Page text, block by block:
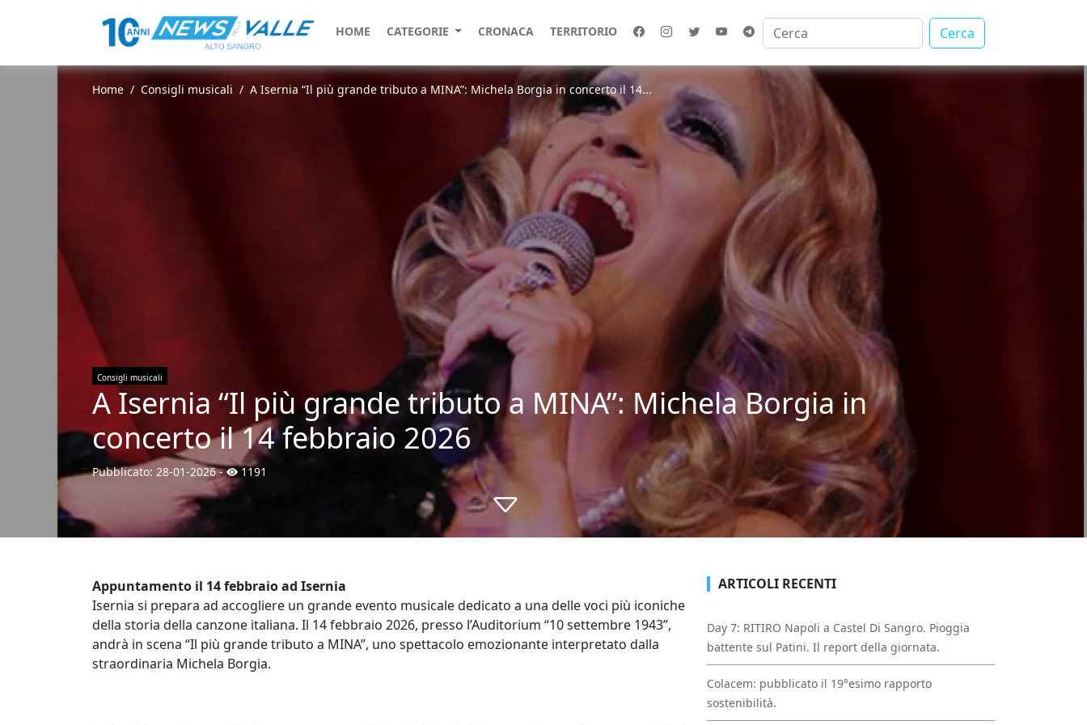
HOME CATEGORIE CRONACA TERRITORIO Cerca
Home Consigli musicali A Isernia “Il più grande tributo a MINA”: Michela Borgia in concerto il 14...
Consigli musicali
A Isernia “Il più grande tributo a MINA”: Michela Borgia in
concerto il 14 febbraio 2026
Pubblicato: 28-01-2026- 1191
Appuntamento il 14 febbraio ad Isernia
Isernia si prepara ad accogliere un grande evento musicale dedicato a una delle voci più iconiche
della storia della canzone italiana. Il 14 febbraio 2026, presso l’Auditorium “10 settembre 1943”,
andrà in scena “Il più grande tributo a MINA”, uno spettacolo emozionante interpretato dalla
straordinaria Michela Borgia.
ARTICOLI RECENTI
Day 7: RITIRO Napoli a Castel Di Sangro. Pioggia
battente sul Patini. Il report della giornata.
Colacem: pubblicato il 19°esimo rapporto
sostenibilità.